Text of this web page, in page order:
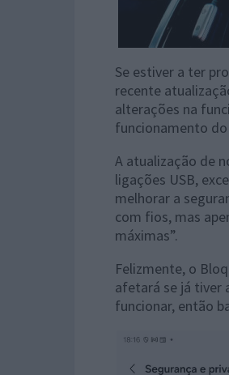
Se estiver a ter
recente
alterações na
funcionamento
A atualização de
ligações USB,
melhorar a
com fios, mas
máximas”.
Felizmente, o
afetará se já tiver
funcionar, então